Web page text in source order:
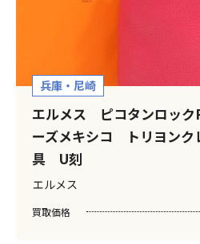
兵庫・尼崎
エルメス ピコタンロッ
ーズメキシコ トリヨン
具 U刻
エルメス
買取価格